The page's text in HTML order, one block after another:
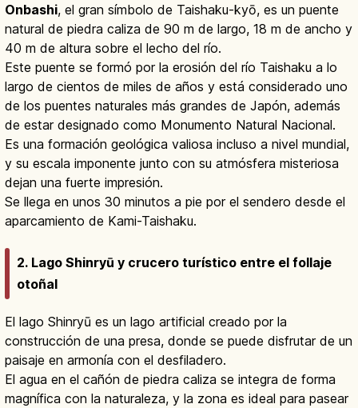
Onbashi, el gran símbolo de Taishaku-kyō, es un puente
natural de piedra caliza de 90 m de largo, 18 m de ancho y
40 m de altura sobre el lecho del río.
Este puente se formó por la erosión del río Taishaku a lo
largo de cientos de miles de años y está considerado uno
de los puentes naturales más grandes de Japón, además
de estar designado como Monumento Natural Nacional.
Es una formación geológica valiosa incluso a nivel mundial,
y su escala imponente junto con su atmósfera misteriosa
dejan una fuerte impresión.
Se llega en unos 30 minutos a pie por el sendero desde el
aparcamiento de Kami-Taishaku.
2. Lago Shinryū y crucero turístico entre el follaje
otoñal
El lago Shinryū es un lago artificial creado por la
construcción de una presa, donde se puede disfrutar de un
paisaje en armonía con el desfiladero.
El agua en el cañón de piedra caliza se integra de forma
magnífica con la naturaleza, y la zona es ideal para pasear